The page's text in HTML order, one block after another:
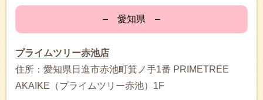
– 愛知県 –
プライムツリー赤池店
住所：愛知県日進市赤池町箕ノ手1番 PRIMETREE
AKAIKE（プライムツリー赤池）1F